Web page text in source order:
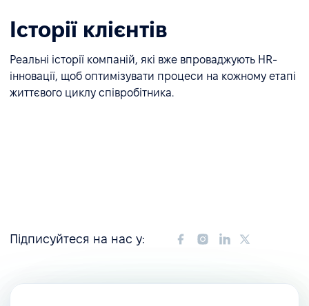
Історії клієнтів
Реальні історії компаній, які вже впроваджують HR-
інновації, щоб оптимізувати процеси на кожному етапі
життєвого циклу співробітника.
Підписуйтеся на нас у: